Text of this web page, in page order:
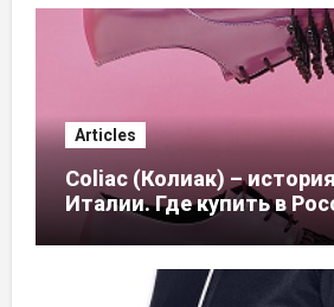
Articles
Coliac (Колиак) –
Италии. Где купить в
магазинов